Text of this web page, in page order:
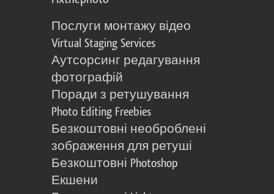
Послуги монтажу відео
Virtual Staging Services
Аутсорсинг редагування
фотографій
Поради з ретушування
Photo Editing Freebies
Безкоштовні необроблені
зображення для ретуші
Безкоштовні Photoshop
Екшени